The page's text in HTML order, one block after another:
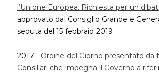
l’Unione Europea. Richiesta per un
approvato dal Consiglio Grande e
seduta del 15 febbraio 2019
2017 - Ordine del Giorno presentato da
Consiliari che impegna il Governo a